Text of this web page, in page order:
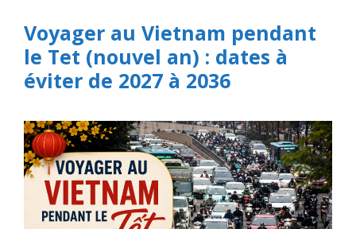
Voyager au Vietnam pendant
le Tet (nouvel an) : dates à
éviter de 2027 à 2036